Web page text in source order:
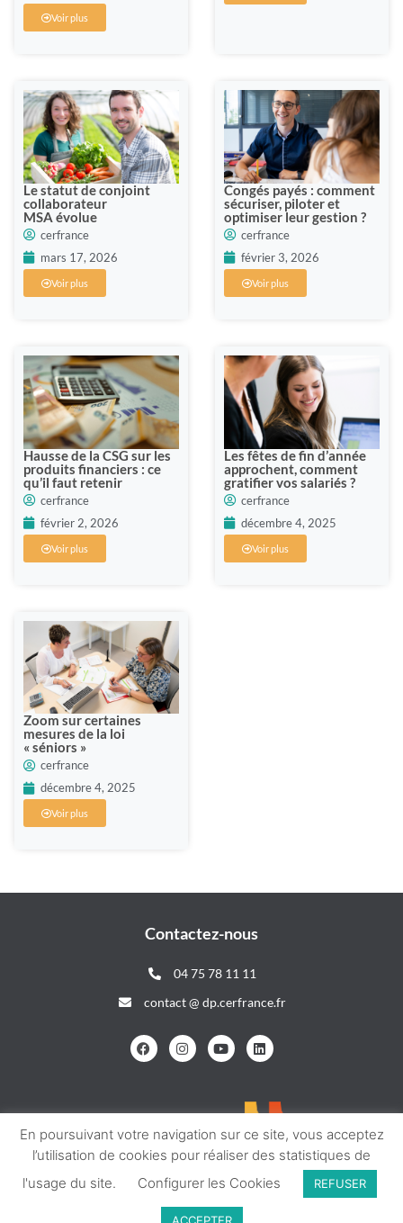
Voir plus
Le statut de conjoint
collaborateur
MSA évolue
cerfrance
mars 17, 2026
Voir plus
Congés payés : comment
sécuriser, piloter et
optimiser leur gestion ?
cerfrance
février 3, 2026
Voir plus
Hausse de la CSG sur les
produits financiers : ce
qu’il faut retenir
cerfrance
février 2, 2026
Voir plus
Les fêtes de fin d’année
approchent, comment
gratifier vos salariés ?
cerfrance
décembre 4, 2025
Voir plus
Zoom sur certaines
mesures de la loi
« séniors »
cerfrance
décembre 4, 2025
Voir plus
Contactez-nous
04 75 78 11 11
contact @ dp.cerfrance.fr
POLITIQUE DE CONFIDENTIALITÉFAIT AVEC
En poursuivant votre navigation sur ce site, vous acceptez
l’utilisation de cookies pour réaliser des statistiques de
l'usage du site.
Configurer les Cookies REFUSER